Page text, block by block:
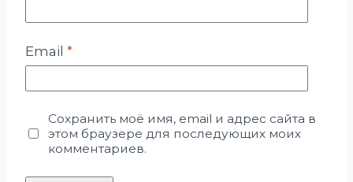
Email *
Сохранить моё имя, email и адрес сайта в
этом браузере для последующих моих
комментариев.